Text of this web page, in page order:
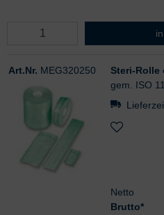
Art.Nr. MEG320250
Steri-Rolle
gem. ISO
Netto
Brutto*